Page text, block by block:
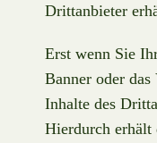
Drittanbieter
Erst wenn Sie
Banner oder
Inhalte des
Hierdurch